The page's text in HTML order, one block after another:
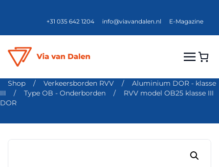
+31 035 642 1204 info@viavandalen.nl E-Magazine
Shop / Verkeersborden RVV /
Aluminium DOR - klasse
III
/ Type OB - Onderborden /
RVV model OB25 klasse III
DOR